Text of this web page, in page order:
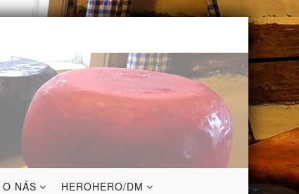
O NÁS HEROHERO/DM